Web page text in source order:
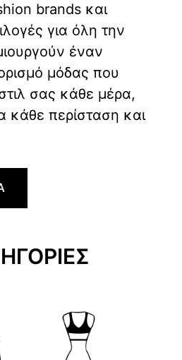
brands και
για όλη την
έναν
μόδας που
σας κάθε μέρα,
κάθε περίσταση και